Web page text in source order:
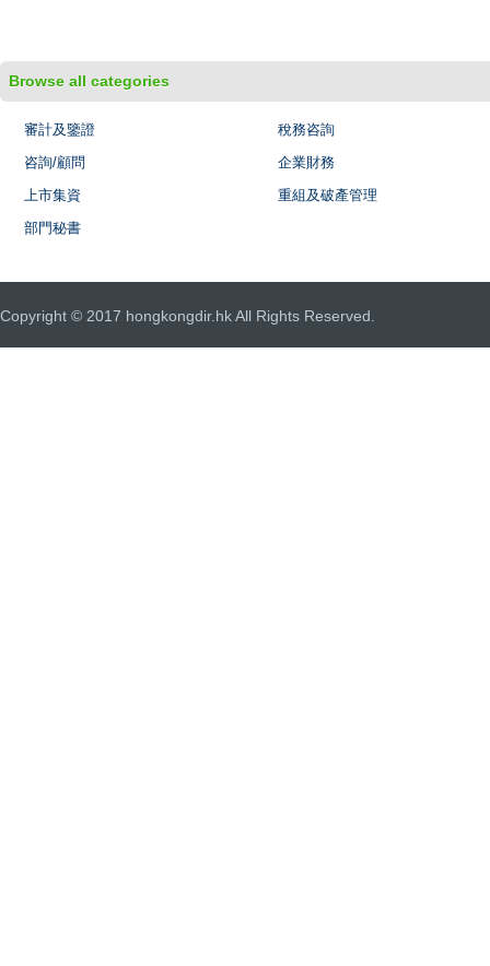
Browse all categories
審計及鑒證
稅務咨詢
咨詢/顧問
企業財務
上市集資
重組及破產管理
部門秘書
Copyright © 2017 hongkongdir.hk All Rights Reserved.